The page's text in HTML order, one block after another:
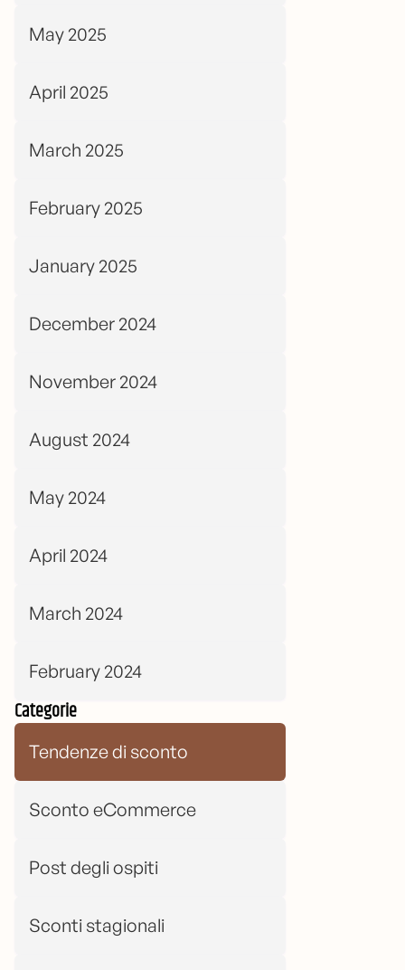
May 2025
April 2025
March 2025
February 2025
January 2025
December 2024
November 2024
August 2024
May 2024
April 2024
March 2024
February 2024
Categorie
Tendenze di sconto
Sconto eCommerce
Post degli ospiti
Sconti stagionali